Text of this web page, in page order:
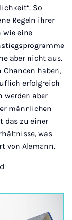
So
Regeln ihrer
wie eine
aber nicht aus.
Chancen haben,
erfolgreich
werden aber
männlichen
das zu einer
was
von Alemann.